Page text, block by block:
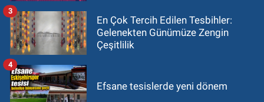
En Çok Tercih Edilen Tesbihler:
Gelenekten Günümüze Zengin
Çeşitlilik
3
Efsane tesislerde yeni dönem
4